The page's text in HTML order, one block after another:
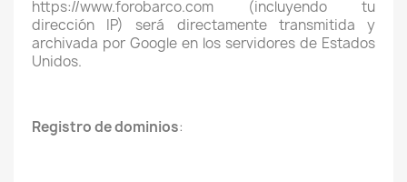
https://www.forobarco.com (incluyendo tu
dirección IP) será directamente transmitida y
archivada por Google en los servidores de Estados
Unidos.
Registro de dominios: